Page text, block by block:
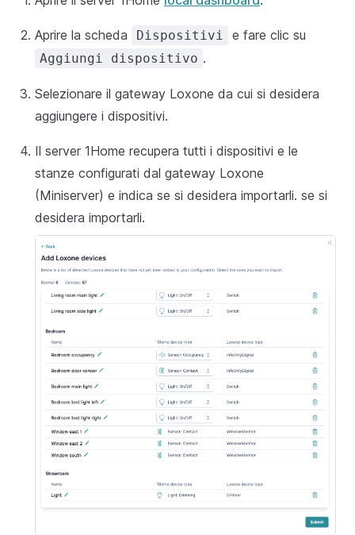
Aprire la scheda Dispositivi e fare clic su
Aggiungi dispositivo .
Selezionare il gateway Loxone da cui si desidera
aggiungere i dispositivi.
Il server 1Home recupera tutti i dispositivi e le
stanze configurati dal gateway Loxone
(Miniserver) e indica se si desidera importarli. se si
desidera importarli.